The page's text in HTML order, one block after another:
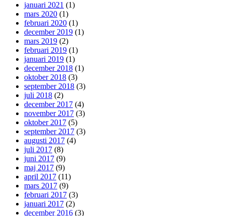
januari 2021 (1)
mars 2020 (1)
februari 2020 (1)
december 2019 (1)
mars 2019 (2)
februari 2019 (1)
januari 2019 (1)
december 2018 (1)
oktober 2018 (3)
september 2018 (3)
juli 2018 (2)
december 2017 (4)
november 2017 (3)
oktober 2017 (5)
september 2017 (3)
augusti 2017 (4)
juli 2017 (8)
juni 2017 (9)
maj 2017 (9)
april 2017 (11)
mars 2017 (9)
februari 2017 (3)
januari 2017 (2)
december 2016 (3)